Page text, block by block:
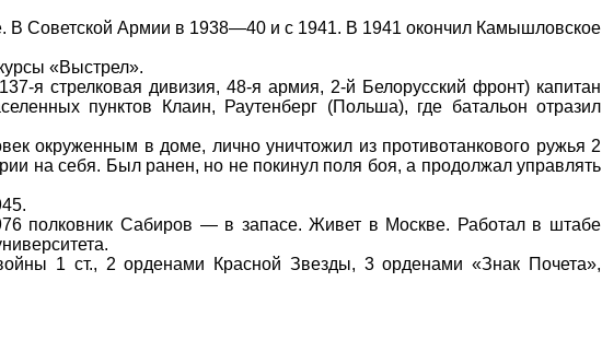
Советской Армии в 1938—40 и с 1941. В 1941 окончил Камышловское
«Выстрел».
я стрелковая дивизия, 48-я армия, 2-й Белорусский фронт) капитан
пунктов Клаин, Раутенберг (Польша), где батальон отразил
окруженным в доме, лично уничтожил из противотанкового ружья 2
на себя. Был ранен, но не покинул поля боя, а продолжал управлять
Сабиров — в запасе. Живет в Москве. Работал в штабе
1 ст., 2 орденами Красной Звезды, 3 орденами «Знак Почета»,